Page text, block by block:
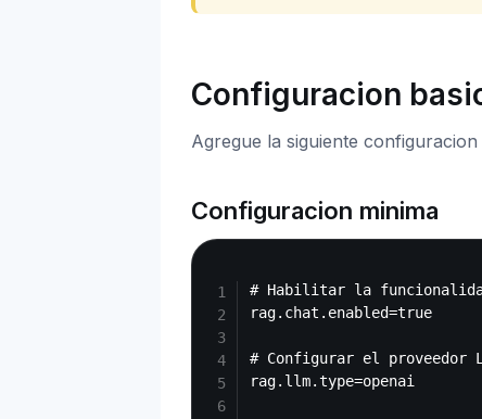
Configuracion
Agregue la siguiente configuracion
Configuracion minima
# Habilitar la funcionalidad
rag.chat.enabled=true
# Configurar el proveedor
rag.llm.type=openai